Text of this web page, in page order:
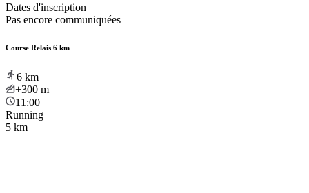
Dates d'inscription
Pas encore communiquées
Course Relais 6 km
6 km
+300 m
11:00
Running
5 km